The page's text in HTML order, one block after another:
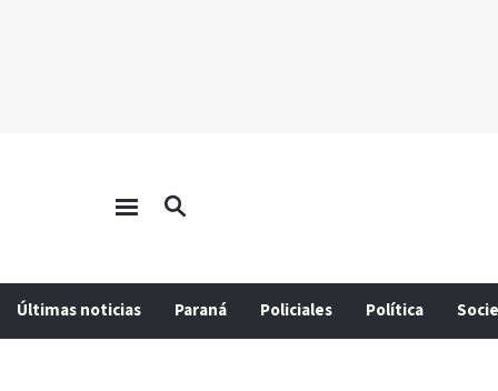
Últimas noticias Paraná Policiales Política